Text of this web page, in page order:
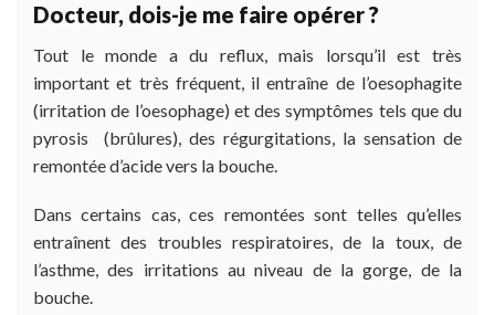
?
Docteur, dois-je me faire opérer ?
Tout le monde a du reflux, mais lorsqu’il est très
important et très fréquent, il entraîne de l’oesophagite
(irritation de l’oesophage) et des symptômes tels que du
pyrosis (brûlures), des régurgitations, la sensation de
remontée d’acide vers la bouche.
Dans certains cas, ces remontées sont telles qu’elles
entraînent des troubles respiratoires, de la toux, de
l’asthme, des irritations au niveau de la gorge, de la
bouche.